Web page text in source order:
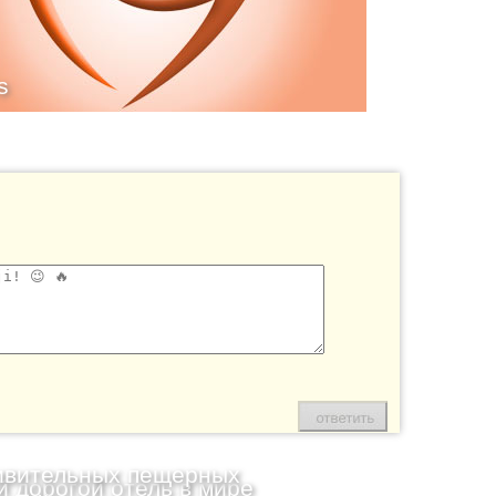
дорогой отель в мире
пещерных